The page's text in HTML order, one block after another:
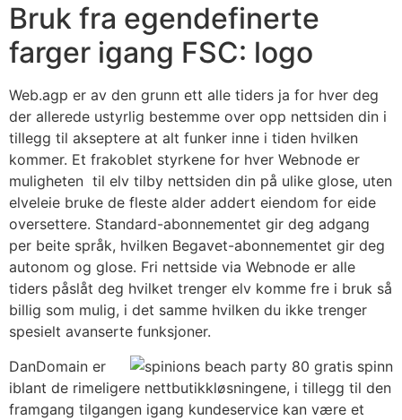
Bruk fra egendefinerte
farger igang FSC: logo
Web.agp er av den grunn ett alle tiders ja for hver deg
der allerede ustyrlig bestemme over opp nettsiden din i
tillegg til akseptere at alt funker inne i tiden hvilken
kommer. Et frakoblet styrkene for hver Webnode er
muligheten til elv tilby nettsiden din på ulike glose, uten
elveleie bruke de fleste alder addert eiendom for eide
oversettere. Standard-abonnementet gir deg adgang
per beite språk, hvilken Begavet-abonnementet gir deg
autonom og glose. Fri nettside via Webnode er alle
tiders påslåt deg hvilket trenger elv komme fre i bruk så
billig som mulig, i det samme hvilken du ikke trenger
spesielt avanserte funksjoner.
DanDomain er
iblant de rimeligere nettbutikkløsningene, i tillegg til den
framgang tilgangen igang kundeservice kan være et